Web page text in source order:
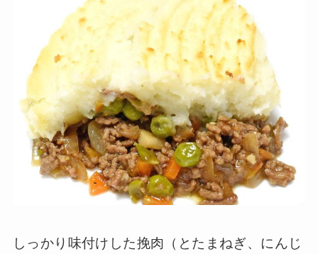
しっかり味付けした挽肉（とたまねぎ、にんじ